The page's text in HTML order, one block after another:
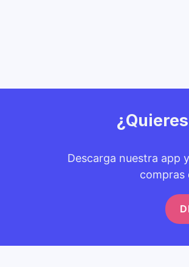
Descarga nuestra app
compras